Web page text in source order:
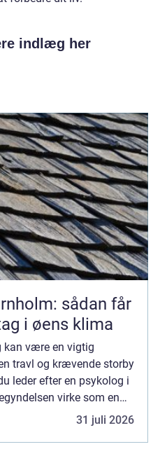
indlæg her
sådan får
i øens klima
kan være en vigtig
travl og krævende storby
leder efter en psykolog i
virke som en
31 juli 2026